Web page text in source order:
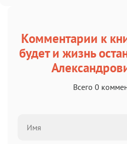
Комментарии к
будет и жизнь
Всего 0